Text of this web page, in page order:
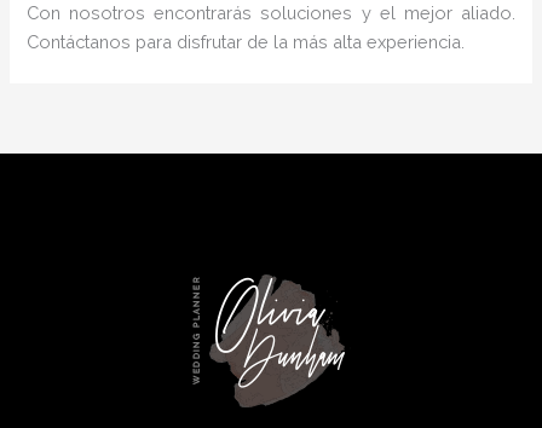
Con nosotros encontrarás soluciones y el mejor aliado.
Contáctanos para disfrutar de la más alta experiencia.